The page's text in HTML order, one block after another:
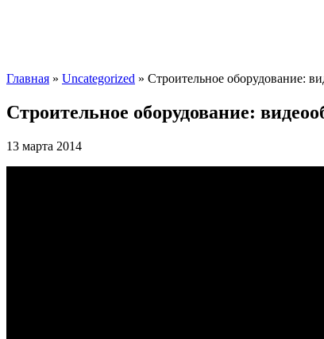
Главная » Uncategorized » Cтроительное оборудование:
Cтроительное оборудование:
13 марта 2014